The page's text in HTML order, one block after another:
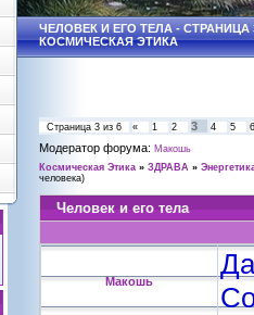
ЧЕЛОВЕК И ЕГО ТЕЛА - СТРАНИЦА
КОСМИЧЕСКАЯ ЭТИКА
Страница 3 из 6 « 1 2 3 4 5 6
Модератор форума: Макошь
Космическая Этика » ЗДРАВА »
человека)
Человек и его тела
Макошь